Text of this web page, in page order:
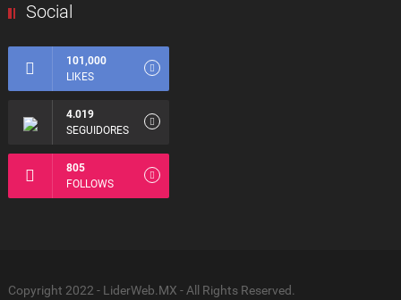
Social
101,000
LIKES
4.019
SEGUIDORES
805
FOLLOWS
Copyright 2022 - LiderWeb.MX - All Rights Reserved.